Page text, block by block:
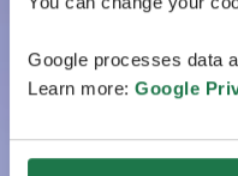
Google processes data
Learn more: Google